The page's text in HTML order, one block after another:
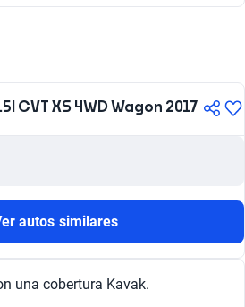
CVT XS 4WD Wagon 2017
autos similares
una cobertura Kavak.